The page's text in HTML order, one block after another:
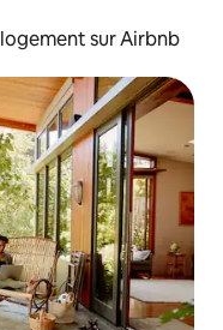
sur Airbnb